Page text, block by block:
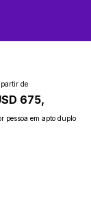
de
675,
pessoa em apto duplo